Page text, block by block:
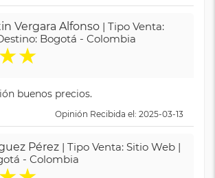
Vergara Alfonso | Tipo Venta:
Bogotá - Colombia
★★
buenos precios.
Opinión Recibida el: 2025-03-13
Pérez | Tipo Venta: Sitio Web |
- Colombia